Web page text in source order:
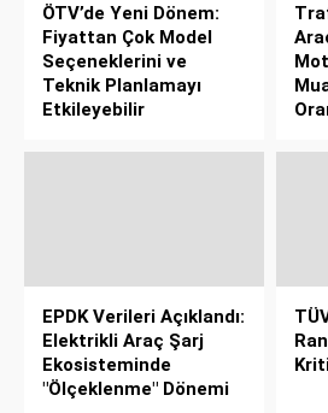
ÖTV’de Yeni Dönem:
Fiyattan Çok Model
Seçeneklerini ve
Teknik Planlamayı
Etkileyebilir
EPDK Verileri Açıklandı:
Elektrikli Araç Şarj
Ekosisteminde
"Ölçeklenme" Dönemi